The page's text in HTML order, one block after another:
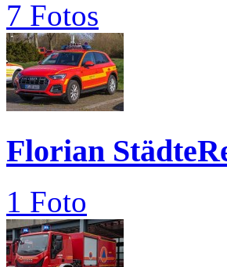
7 Fotos
Florian
1 Foto